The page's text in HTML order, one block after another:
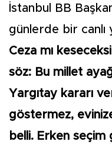
İstanbul BB
günlerde bir canlı
Ceza mı
söz: Bu millet
Yargıtay kararı
göstermez,
belli. Erken seçim